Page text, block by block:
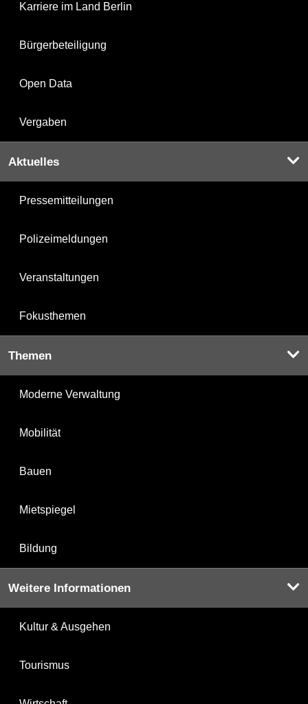
Karriere im Land Berlin
Bürgerbeteiligung
Open Data
Vergaben
Aktuelles
Pressemitteilungen
Polizeimeldungen
Veranstaltungen
Fokusthemen
Themen
Moderne Verwaltung
Mobilität
Bauen
Mietspiegel
Bildung
Weitere Informationen
Kultur & Ausgehen
Tourismus